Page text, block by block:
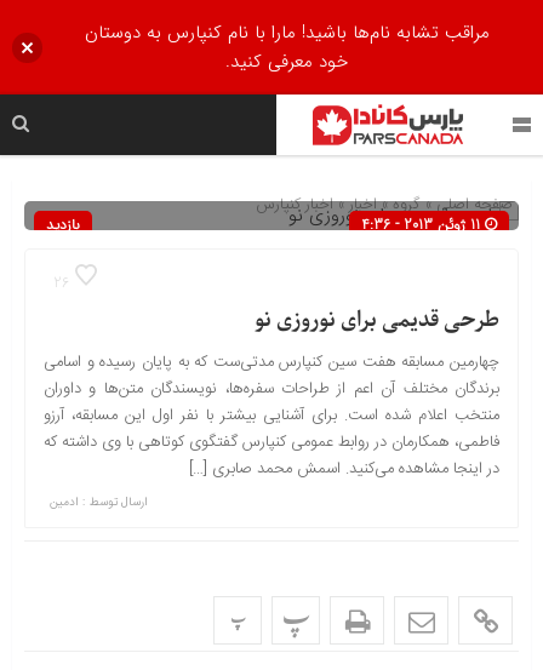
صفحه اصلی» گروه »اخبار»اخبار کنپارس
11 ژوئن 2013 - 4:36
بازدید
26
طرحی قدیمی برای نوروزی نو
چهارمین مسابقه هفت سین کنپارس مدتی‌ست که به پایان رسیده و اسامی
برندگان مختلف آن اعم از طراحات سفره‌ها، نویسندگان متن‌ها و داوران
منتخب اعلام شده است. برای آشنایی بیشتر با نفر اول این مسابقه، آرزو
فاطمی، همکارمان در روابط عمومی کنپارس گفتگوی کوتاهی با وی داشته که
در اینجا مشاهده می‌کنید. اسمش محمد صابری […]
ارسال توسط : ادمین
پ پ
مراقب تشابه نام‌ها باشید! مارا با نام کنپارس به دوستان
خود معرفی کنید.